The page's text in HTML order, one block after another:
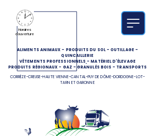
ALIMENTS ANIMAUX - PRODUITS DU SOL-OUTILLAGE-
QUINCAILLERIE
VÊTEMENTS PROFESSIONNELS -MATÉRIEL D'ÉLEVAGE
PRODUITS RÉGIONAUX - GAZ -GRANULÉS BOIS - TRANSPORTS
CORRÈZE-CREUSE-HAUTE VIENNE-CANTAL-PUY DE DÔME-DORDOGNE-LOT-
TARN ET GARONNE
Horaires
d'ouverture